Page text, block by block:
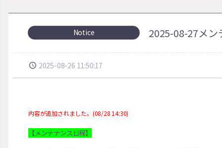
Notice 2025-08-27メ
2025-08-26 11:50:17
内容が追加されました。(08/28 14:30)
【メンテナンス日程】